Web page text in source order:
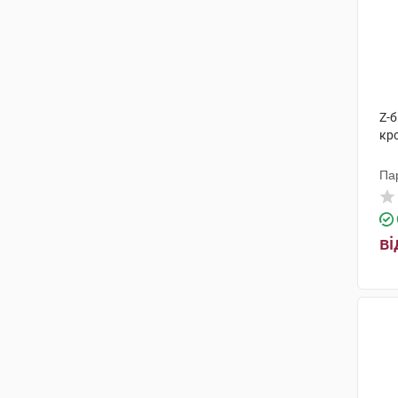
Z-